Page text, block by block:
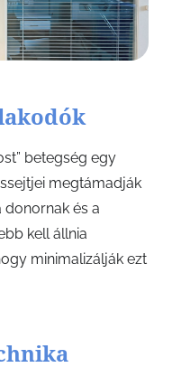
betegség egy
megtámadják
donornak és a
kell állnia
minimalizálják ezt